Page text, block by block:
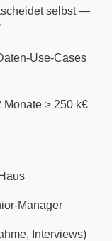
selbst —
Use-Cases
Monate ≥ 250 k€
Manager
Interviews)